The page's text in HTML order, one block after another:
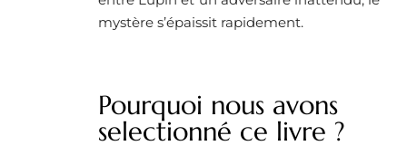
mystère s’épaissit rapidement.
Pourquoi nous avons
selectionné ce livre ?